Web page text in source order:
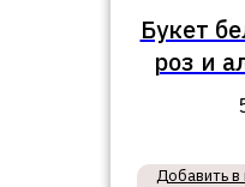
Букет
роз и
Добавить в